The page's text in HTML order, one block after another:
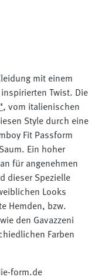
mit einem
Twist. Die
, vom italienischen
Style durch eine
Fit Passform
Ein hoher
für angenehmen
dieser Spezielle
Looks
Hemden, bzw.
den Gavazzeni
Farben
form.de